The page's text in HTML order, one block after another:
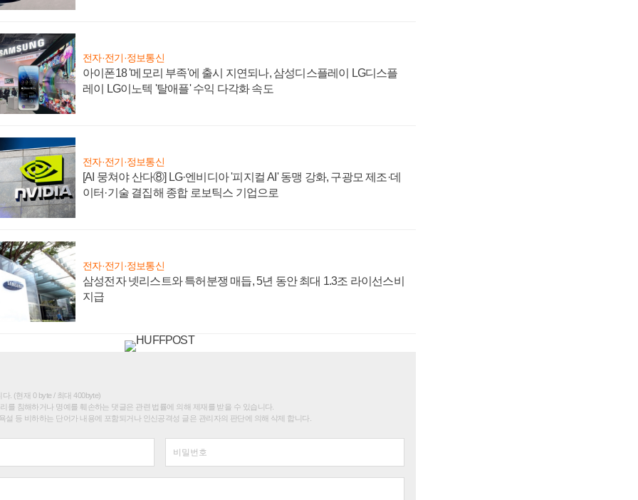
전자·전기·정보통신
아이폰18 '메모리 부족'에 출시 지연되나, 삼성디스플레이 LG디스플
레이 LG이노텍 '탈애플' 수익 다각화 속도
전자·전기·정보통신
[AI 뭉쳐야 산다⑧] LG·엔비디아 '피지컬 AI' 동맹 강화, 구광모 제조·데
이터·기술 결집해 종합 로보틱스 기업으로
전자·전기·정보통신
삼성전자 넷리스트와 특허분쟁 매듭, 5년 동안 최대 1.3조 라이선스비
지급
. (현재 0 byte / 최대 400byte)
를 침해하거나 명예를 훼손하는 댓글은 관련 법률에 의해 제재를 받을 수 있습니다.
설 등 비하하는 단어가 내용에 포함되거나 인신공격성 글은 관리자의 판단에 의해 삭제 합니다.